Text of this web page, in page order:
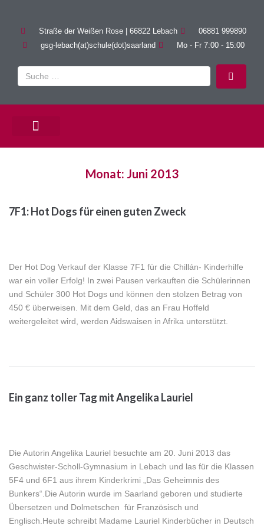
Straße der Weißen Rose | 66822 Lebach
06881 999890
gsg-lebach(at)schule(dot)saarland
Mo - Fr 7:00 - 15:00
Monat: Juni 2013
7F1: Hot Dogs für einen guten Zweck
Der Hot Dog Verkauf der Klasse 7F1 für die Chillán- Kinderhilfe
war ein voller Erfolg! In zwei Pausen verkauften die Schülerinnen
und Schüler 300 Hot Dogs und können den stolzen Betrag von
450 € überweisen. Mit dem Geld, das an Frau Hoffeld
weitergeleitet wird, werden Aidswaisen in Afrika unterstützt.
Ein ganz toller Tag mit Angelika Lauriel
Die Autorin Angelika Lauriel besuchte am 20. Juni 2013 das
Geschwister-Scholl-Gymnasium in Lebach und las für die Klassen
5F4 und 6F1 aus ihrem Kinderkrimi „Das Geheimnis des
Bunkers“.Die Autorin wurde im Saarland geboren und studierte
Übersetzen und Dolmetschen für Französisch und
Englisch.Heute schreibt Madame Lauriel Kinderbücher in Deutsch